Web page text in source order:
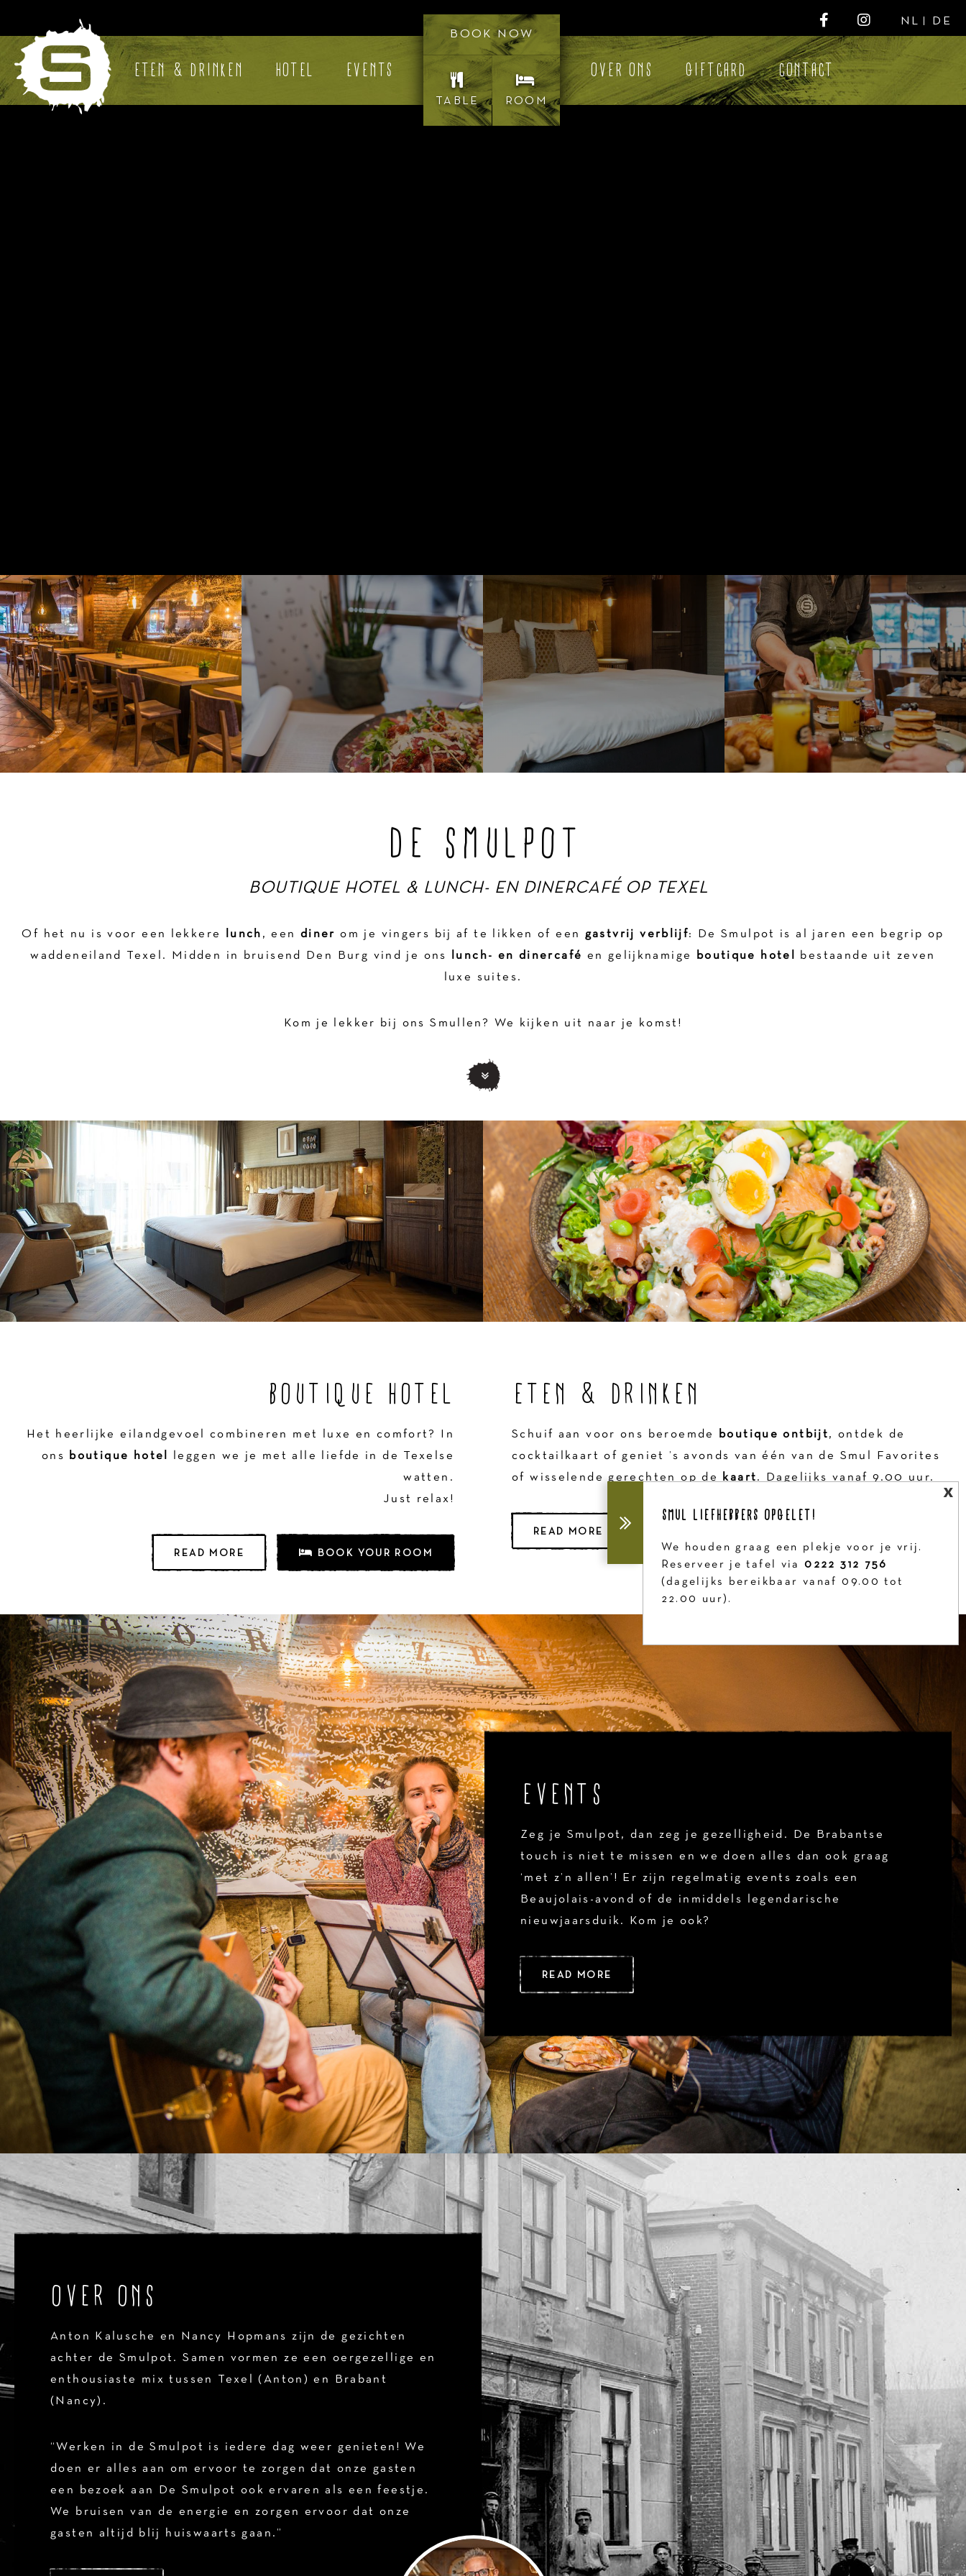
NL DE
ETEN & DRINKEN HOTEL EVENTS
BOOK NOW
TABLE ROOM
OVER ONS GIFTCARD CONTACT
DE SMULPOT
BOUTIQUE HOTEL & LUNCH- EN DINERCAFÉ OP TEXEL
Of het nu is voor een lekkere lunch , een diner om je vingers bij af te likken of een gastvrij verblijf: De Smulpot is al jaren een begrip op
waddeneiland Texel. Midden in bruisend Den Burg vind je ons
lunch- en dinercafé en gelijknamige boutique hotel
bestaande uit zeven
luxe suites.
Kom je lekker bij ons Smullen? We kijken uit naar je komst!
BOUTIQUE HOTEL
Het heerlijke eilandgevoel combineren met luxe en comfort? In
ons
boutique hotel
leggen we je met alle liefde in de Texelse
watten.
Just relax!
READ MORE BOOK YOUR ROOM
ETEN & DRINKEN
Schuif aan voor ons beroemde boutique ontbijt , ontdek de
cocktailkaart of geniet ’s avonds van één van de Smul Favorites
of wisselende gerechten op de
kaart . Dagelijks vanaf 9.00 uur.
READ MORE
EVENTS
Zeg je Smulpot, dan zeg je gezelligheid. De Brabantse
touch is niet te missen en we doen alles dan ook graag
‘met z’n allen’! Er zijn regelmatig events zoals een
Beaujolais-avond of de inmiddels legendarische
nieuwjaarsduik. Kom je ook?
READ MORE
OVER ONS
Anton Kalusche en Nancy Hopmans zijn de gezichten
achter de Smulpot. Samen vormen ze een oergezellige en
enthousiaste mix tussen Texel (Anton) en Brabant
(Nancy).
“Werken in de Smulpot is iedere dag weer genieten! We
doen er alles aan om ervoor te zorgen dat onze gasten
een bezoek aan De Smulpot ook ervaren als een feestje.
We bruisen van de energie en zorgen ervoor dat onze
gasten altijd blij huiswaarts gaan.”
SMUL LIEFHEBBERS OPGELET!
We houden graag een plekje voor je vrij.
Reserveer je tafel via0222 312 756
(dagelijks bereikbaar vanaf 09.00 tot
22.00 uur).